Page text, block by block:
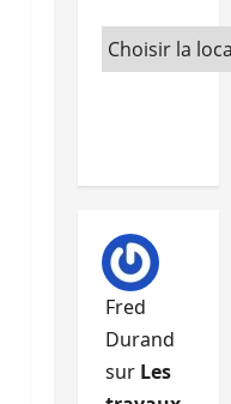
Fred
Durand
sur Les